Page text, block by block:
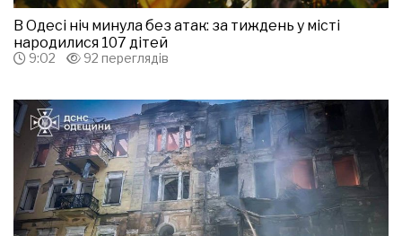
В Одесі ніч минула без атак: за тиждень у місті
народилися 107 дітей
9:02 92 переглядів